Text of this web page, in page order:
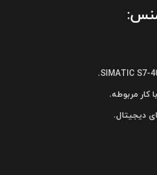
دیجیتال.